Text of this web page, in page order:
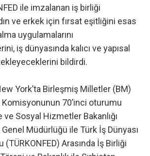
ile imzalanan iş birliği
ve erkek için fırsat eşitliğini esas
uygulamalarını
iş dünyasında kalıcı ve yapısal
bildirdi.
York’ta Birleşmiş Milletler (BM)
Komisyonunun 70’inci oturumu
ve Sosyal Hizmetler Bakanlığı
Genel Müdürlüğü ile Türk İş Dünyası
Arasında İş Birliği